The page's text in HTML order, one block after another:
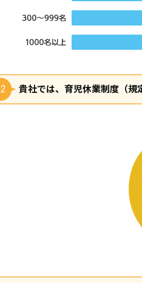
貴社では、育児休業制度（規